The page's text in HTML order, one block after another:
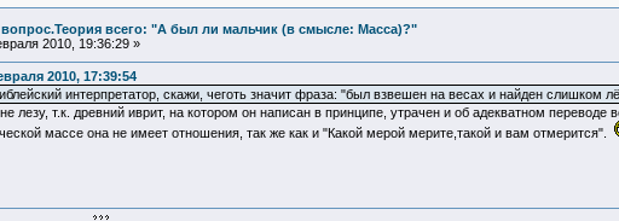
всего: "А был ли мальчик (в смысле: Масса)?"
2010, 19:36:29 »
2010, 17:39:54
интерпретатор, скажи, чеготь значит фраза: "был взвешен на весах и найден слишком
лезу, т.к. древний иврит, на котором он написан в принципе, утрачен и об адекватном
массе она не имеет отношения, так же как и "Какой мерой мерите,такой и вам отмерится".